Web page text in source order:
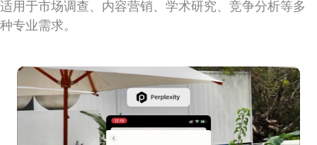
适用于市场调查、内容营销、学术研究、竞争分析等多
种专业需求。